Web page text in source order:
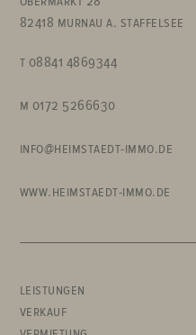
82418 murnau a. staffelsee
t 08841 4869344
m 0172 5266630
info@heimstaedt-immo.de
www.heimstaedt-immo.de
HAUPTMENÜ
leistungen
verkauf